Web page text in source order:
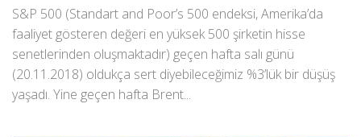
S&P 500 (Standart and Poor’s 500 endeksi, Amerika’da
faaliyet gösteren değeri en yüksek 500 şirketin hisse
senetlerinden oluşmaktadır) geçen hafta salı günü
(20.11.2018) oldukça sert diyebileceğimiz %3’lük bir düşüş
yaşadı. Yine geçen hafta Brent...